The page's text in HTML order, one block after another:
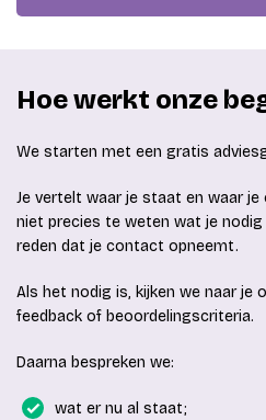
Hoe werkt onze
We starten met een gratis
Je vertelt waar je staat en waar
niet precies te weten wat je
reden dat je contact opneemt.
Als het nodig is, kijken we naar je
feedback of beoordelingscriteria.
Daarna bespreken we:
wat er nu al staat;